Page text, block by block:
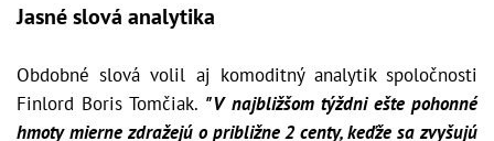
Jasné slová analytika
Obdobné slová volil aj komoditný analytik spoločnosti
Finlord Boris Tomčiak. "V najbližšom týždni ešte pohonné
hmoty mierne zdražejú o približne 2 centy, keďže sa zvyšujú